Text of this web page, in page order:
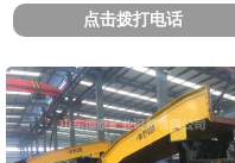
点击拨打电话